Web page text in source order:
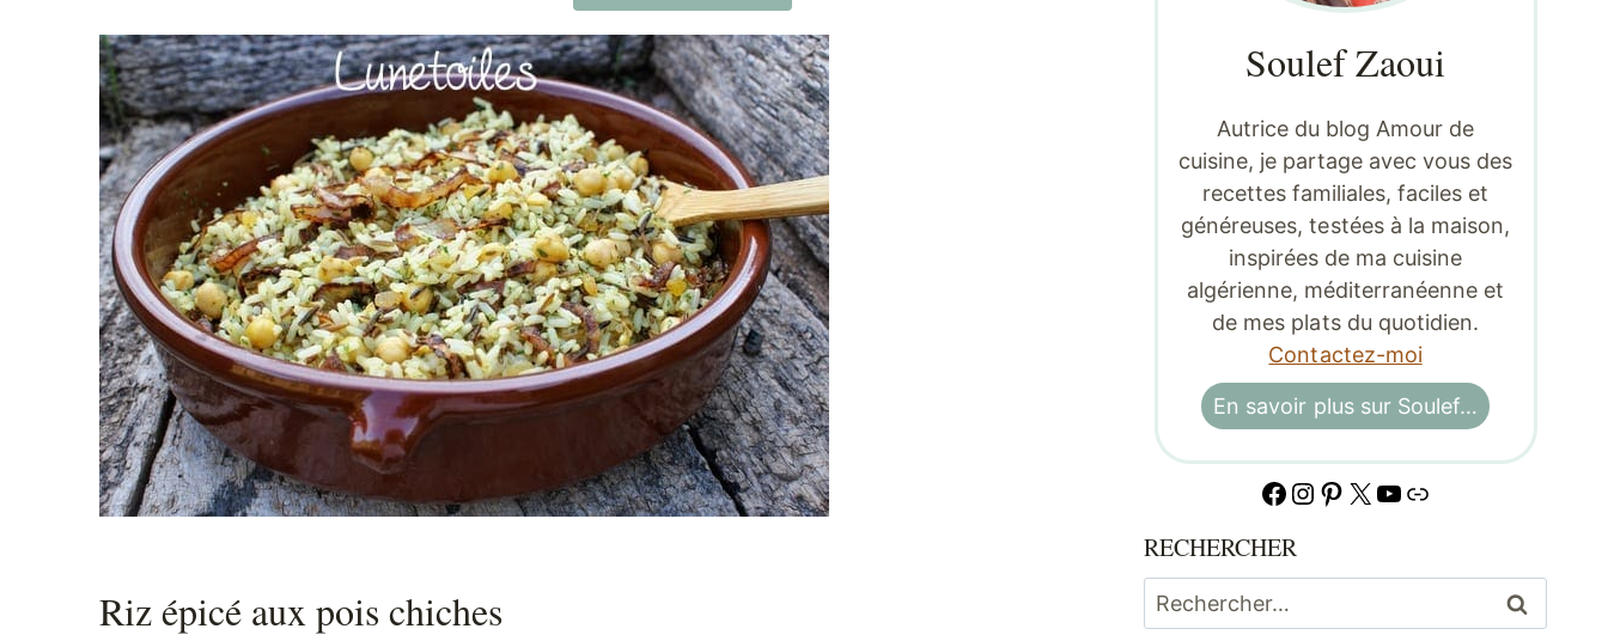
Riz épicé aux pois chiches
Soulef Zaoui
Autrice du blog Amour de
cuisine, je partage avec vous des
recettes familiales, faciles et
généreuses, testées à la maison,
inspirées de ma cuisine
algérienne, méditerranéenne et
de mes plats du quotidien.
Contactez-moi
En savoir plus sur Soulef…
Facebook
Instagram
Pinterest
X YouTube
Lien
RECHERCHER
Rechercher :